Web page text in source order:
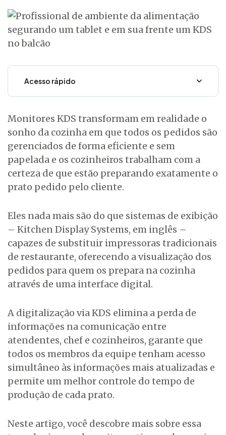
Acesso rápido
Monitores KDS transformam em realidade o
sonho da cozinha em que todos os pedidos são
gerenciados de forma eficiente e sem
papelada e os cozinheiros trabalham com a
certeza de que estão preparando exatamente o
prato pedido pelo cliente.
Eles nada mais são do que sistemas de exibição
– Kitchen Display Systems, em inglês –
capazes de substituir impressoras tradicionais
de restaurante, oferecendo a visualização dos
pedidos para quem os prepara na cozinha
através de uma interface digital.
A digitalização via KDS elimina a perda de
informações na comunicação entre
atendentes, chef e cozinheiros, garante que
todos os membros da equipe tenham acesso
simultâneo às informações mais atualizadas e
permite um melhor controle do tempo de
produção de cada prato.
Neste artigo, você descobre mais sobre essa